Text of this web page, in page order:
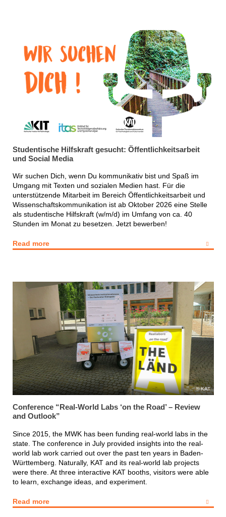
Studentische Hilfskraft gesucht: Öffentlichkeitsarbeit
und Social Media
Wir suchen Dich, wenn Du kommunikativ bist und Spaß im
Umgang mit Texten und sozialen Medien hast. Für die
unterstützende Mitarbeit im Bereich Öffentlichkeitsarbeit und
Wissenschaftskommunikation ist ab Oktober 2026 eine Stelle
als studentische Hilfskraft (w/m/d) im Umfang von ca. 40
Stunden im Monat zu besetzen. Jetzt bewerben!
Read more
KAT
Conference “Real-World Labs ‘on the Road’ – Review
and Outlook”
Since 2015, the MWK has been funding real-world labs in the
state. The conference in July provided insights into the real-
world lab work carried out over the past ten years in Baden-
Württemberg. Naturally, KAT and its real-world lab projects
were there. At three interactive KAT booths, visitors were able
to learn, exchange ideas, and experiment.
Read more